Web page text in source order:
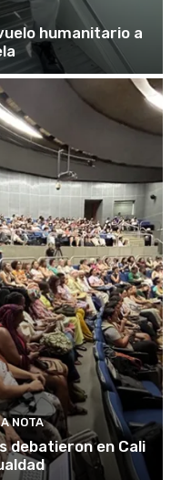
humanitario a
NOTA
debatieron en Cali